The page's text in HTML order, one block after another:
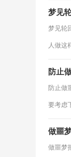
梦见
梦见轮
人做这
防止
防止做
要考虑
做噩
做噩梦